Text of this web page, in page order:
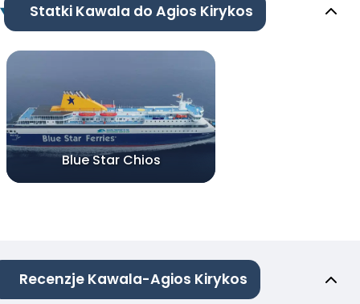
Statki Kawala do Agios Kirykos
Blue Star Chios
Recenzje Kawala-Agios Kirykos